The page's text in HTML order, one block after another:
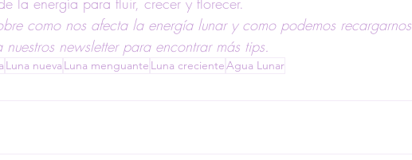
como nos afecta la energía lunar y como podemos recargarnos
newsletter para encontrar más tips.
Luna nueva Luna menguante Luna crecienteAgua Lunar